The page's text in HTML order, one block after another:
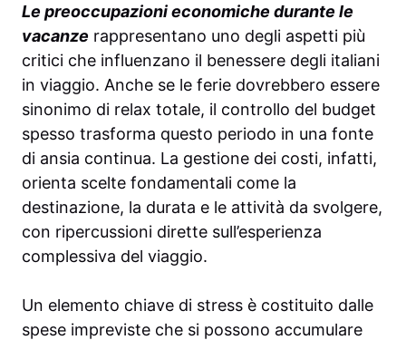
Le preoccupazioni economiche durante le
vacanze rappresentano uno degli aspetti più
critici che influenzano il benessere degli italiani
in viaggio. Anche se le ferie dovrebbero essere
sinonimo di relax totale, il controllo del budget
spesso trasforma questo periodo in una fonte
di ansia continua. La gestione dei costi, infatti,
orienta scelte fondamentali come la
destinazione, la durata e le attività da svolgere,
con ripercussioni dirette sull’esperienza
complessiva del viaggio.
Un elemento chiave di stress è costituito dalle
spese impreviste che si possono accumulare